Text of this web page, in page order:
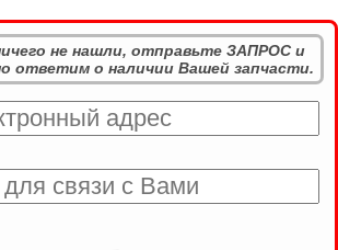
не нашли, отправьте ЗАПРОС и
ответим о наличии Вашей запчасти.